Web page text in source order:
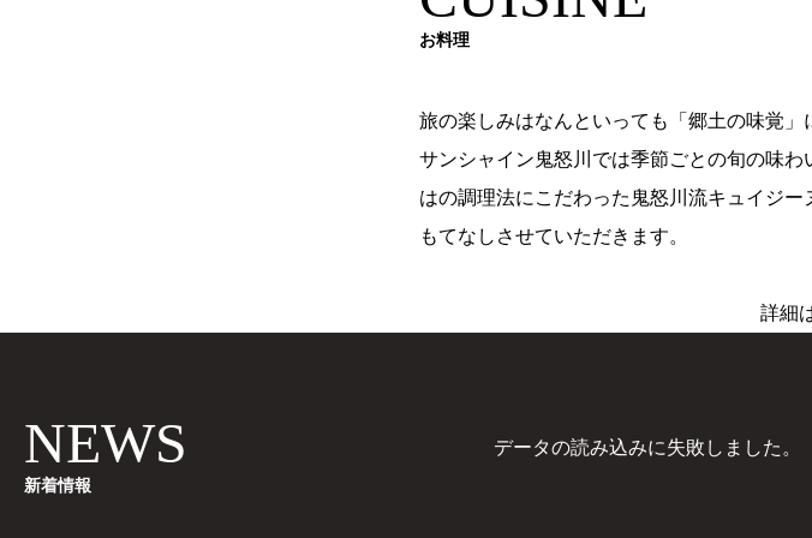
お料理
旅の楽しみはなんといっても「郷土の味覚」
サンシャイン鬼怒川では季節ごとの旬の味わ
はの調理法にこだわった鬼怒川流キュイジー
もてなしさせていただきます。
詳細
NEWS
新着情報
データの読み込みに失敗しました。